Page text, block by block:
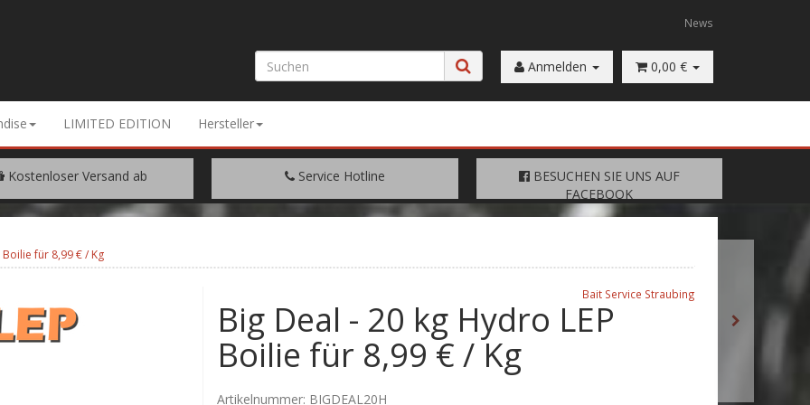
News
Anmelden 0,00 €
LIMITED EDITION Hersteller
Kostenloser Versand ab
WARENWERT VON € 200.- Service Hotline
+49 (0) 9429/948344
BESUCHEN SIE UNS AUF
FACEBOOK
BESUCHEN SIE UNS AUF
FACEBOOK
Boilie für 8,99 € / Kg
Bait Service Straubing
Big Deal - 20 kg Hydro LEP
Boilie für 8,99 € / Kg
Artikelnummer: BIGDEAL20H